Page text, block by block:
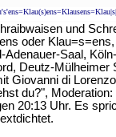
und
oder
Adenauer-Saal,
Deutz-Mülheimer
Giovanni di
du?", Moderation:
20:13 Uhr. Es